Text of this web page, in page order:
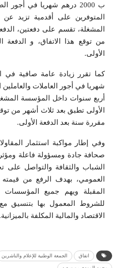
ب 2000 درهم شهريا في أجور
المتوفرين على أقدمية تزيد
المشغلة، تقسم على دفعتين،
من توقع هذا الاتفاق، و الدفعة
الأولى.
شهريا في أجور العاملات
أربع سنوات داخل المؤسسة
الأولى تطبق بعد ثلاث أشهر من
مقررة سنة بعد الدفعة الأولى.
وفي إطار مواكبة استثمار
صحافة جادة ومسؤولة فاعلة
الشباب والثقافة والتواصل على
العمومي، بهدف الرفع من قيمته
المقبلة ويهم جميع المؤسسات
للشروط المعمول بها بتنسيق مع
الاقتصاد والمالية المكلفة بالميزانية.
اتفاق الجمعة الوطنية للإعلام والناشرين